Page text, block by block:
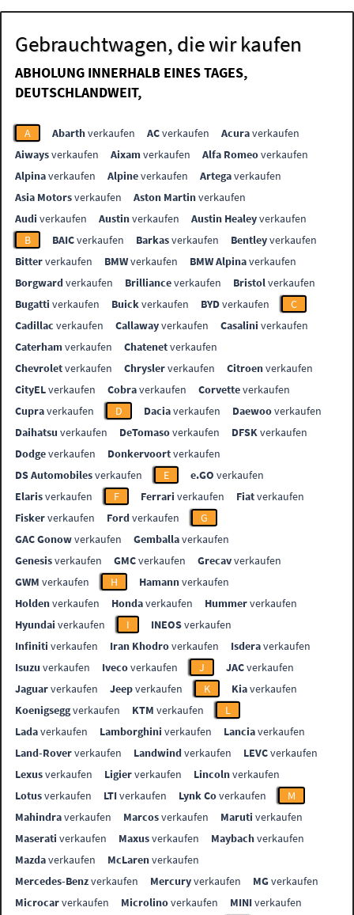
Gebrauchtwagen, die wir kaufen
ABHOLUNG INNERHALB EINES TAGES,
DEUTSCHLANDWEIT,
A Abarthverkaufen ACverkaufen Acuraverkaufen
Aiwaysverkaufen Aixamverkaufen Alfa Romeoverkaufen
Alpinaverkaufen Alpineverkaufen Artegaverkaufen
Asia Motorsverkaufen Aston Martinverkaufen
Audi verkaufen Austinverkaufen Austin Healeyverkaufen
B
BAICverkaufen Barkasverkaufen Bentleyverkaufen
Bitterverkaufen BMWverkaufen BMW Alpinaverkaufen
Borgwardverkaufen Brillianceverkaufen Bristolverkaufen
Bugatti verkaufen Buickverkaufen BYDverkaufen
C
Cadillac verkaufen Callawayverkaufen Casalini verkaufen
Caterhamverkaufen Chatenetverkaufen
Chevroletverkaufen Chryslerverkaufen Citroenverkaufen
CityELverkaufen Cobraverkaufen Corvetteverkaufen
Cupraverkaufen D Daciaverkaufen Daewooverkaufen
Daihatsu verkaufen DeTomasoverkaufen DFSKverkaufen
Dodgeverkaufen Donkervoortverkaufen
DS Automobilesverkaufen E e.GO verkaufen
Elarisverkaufen F Ferrari verkaufen Fiatverkaufen
Fiskerverkaufen Fordverkaufen
G
GAC Gonowverkaufen Gemballaverkaufen
Genesisverkaufen GMCverkaufen Grecavverkaufen
GWM verkaufen H Hamannverkaufen
Holdenverkaufen Hondaverkaufen Hummerverkaufen
Hyundai verkaufen I INEOSverkaufen
Infiniti verkaufen Iran Khodroverkaufen Isderaverkaufen
Isuzu verkaufen Ivecoverkaufen J JACverkaufen
Jaguarverkaufen Jeepverkaufen K Kiaverkaufen
Koenigseggverkaufen KTM verkaufen
L
Ladaverkaufen Lamborghini verkaufen Lanciaverkaufen
Land-Roververkaufen Landwindverkaufen LEVCverkaufen
Lexusverkaufen Ligierverkaufen Lincolnverkaufen
Lotusverkaufen LTIverkaufen Lynk Coverkaufen
M
Mahindraverkaufen Marcosverkaufen Maruti verkaufen
Maserati verkaufen Maxusverkaufen Maybachverkaufen
Mazdaverkaufen McLarenverkaufen
Mercedes-Benzverkaufen Mercuryverkaufen MGverkaufen
Microcarverkaufen Microlinoverkaufen MINIverkaufen